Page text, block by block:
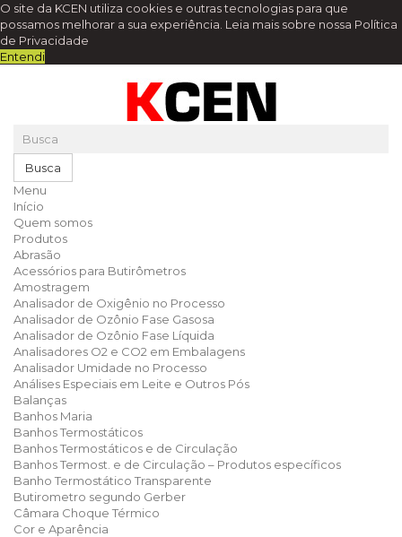
O site da KCEN utiliza cookies e outras tecnologias para que
possamos melhorar a sua experiência. Leia mais sobre nossa Política
de Privacidade
Entendi
Busca
Menu
Início
Quem somos
Produtos
Abrasão
Acessórios para Butirômetros
Amostragem
Analisador de Oxigênio no Processo
Analisador de Ozônio Fase Gasosa
Analisador de Ozônio Fase Líquida
Analisadores O2 e CO2 em Embalagens
Analisador Umidade no Processo
Análises Especiais em Leite e Outros Pós
Balanças
Banhos Maria
Banhos Termostáticos
Banhos Termostáticos e de Circulação
Banhos Termost. e de Circulação – Produtos específicos
Banho Termostático Transparente
Butirometro segundo Gerber
Câmara Choque Térmico
Cor e Aparência